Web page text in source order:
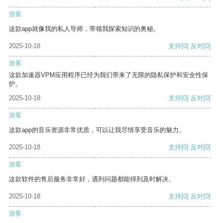
游客
这款app就像我的私人导师，带领我探索知识的奥秘。
2025-10-18 支持[0] 反对[0]
游客
这款加速器VPM应用程序已经为我们带来了无限的隐私保护和安全性保
护。
2025-10-18
支持[0] 反对[0]
游客
这款app的音乐资源非常优质，可以让我尽情享受音乐的魅力。
2025-10-18 支持[0] 反对[0]
游客
这款软件的售后服务非常好，遇到问题都能得到及时解决。
2025-10-18 支持[0] 反对[0]
游客